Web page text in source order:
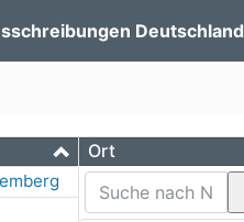
Deutschland
Ort